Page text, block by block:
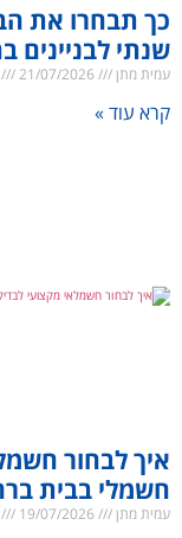
כך תבחרו את
שנתי לבניינים
עמית מתן
קרא עוד »
איך לבחור
חשמלי בבית
עמית מתן